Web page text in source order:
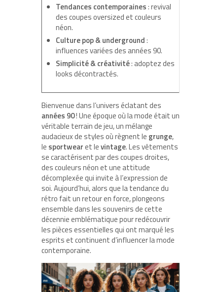
Tendances contemporaines: revival
des coupes oversized et couleurs
néon.
Culture pop & underground:
influences variées des années 90.
Simplicité & créativité: adoptez des
looks décontractés.
Bienvenue dans l’univers éclatant des
années 90! Une époque où la mode était un
véritable terrain de jeu, un mélange
audacieux de styles où règnent le grunge,
le sportwearet levintage. Les vêtements
se caractérisent par des coupes droites,
des couleurs néon et une attitude
décomplexée qui invite à l’expression de
soi. Aujourd’hui, alors que la tendance du
rétro fait un retour en force, plongeons
ensemble dans les souvenirs de cette
décennie emblématique pour redécouvrir
les pièces essentielles qui ont marqué les
esprits et continuent d’influencer la mode
contemporaine.